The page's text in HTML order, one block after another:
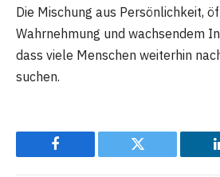
Die Mischung aus Persönlichkeit,
Wahrnehmung und wachsendem
dass viele Menschen weiterhin
suchen.
Facebook Twitter